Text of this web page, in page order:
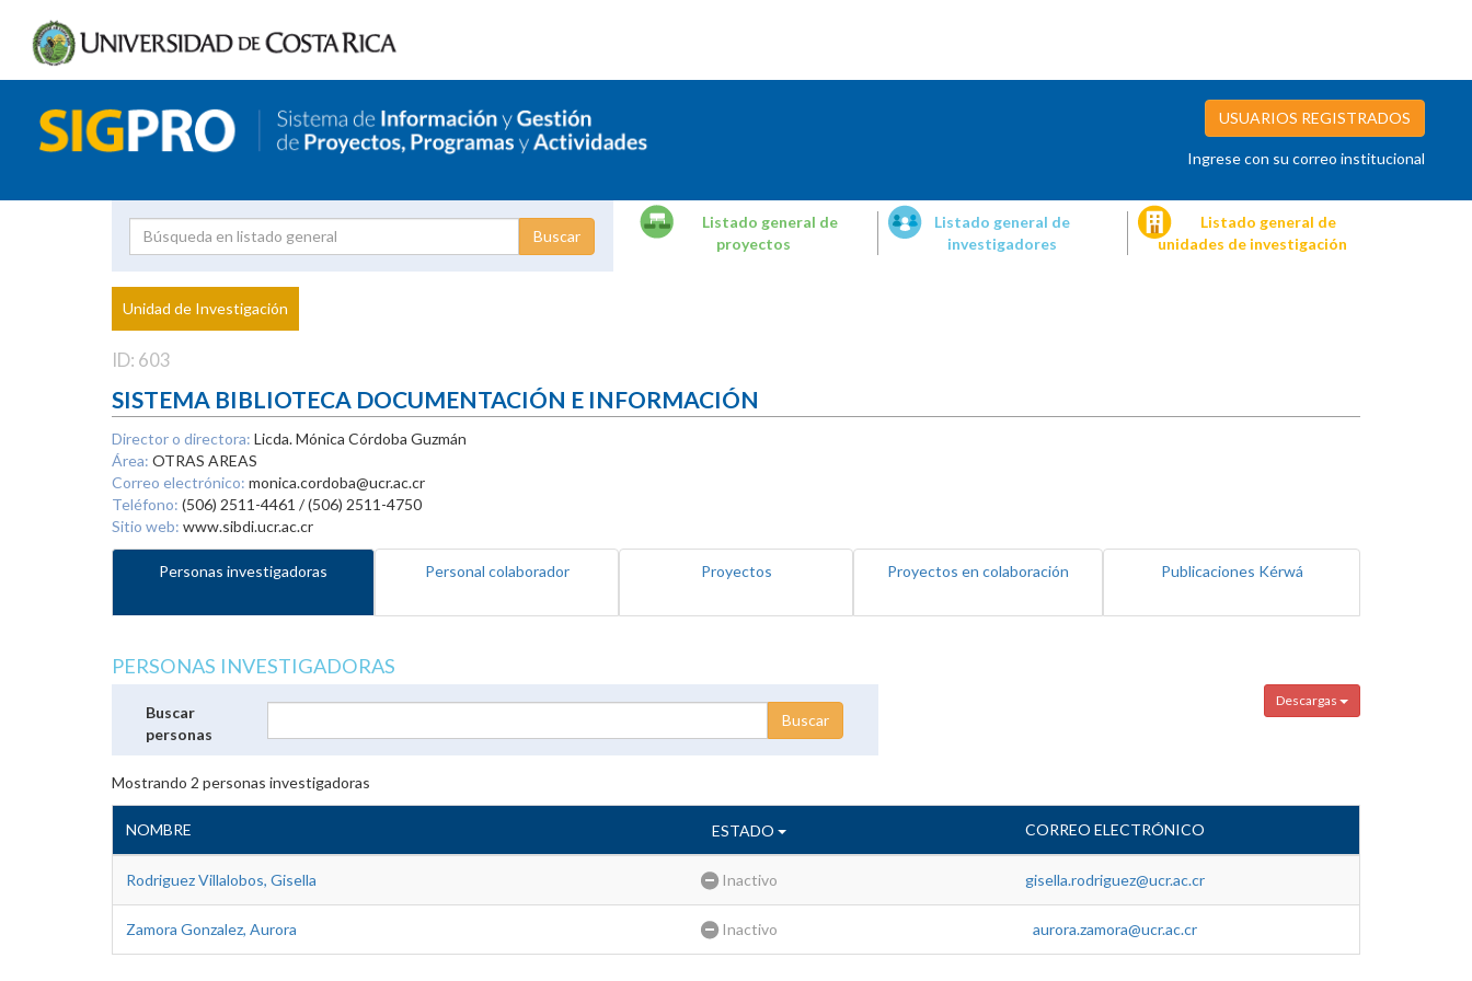
USUARIOS REGISTRADOS
Ingrese con su correo institucional
Proyecto
Investigador
Listado general de
proyectos
Listado general de
investigadores
Listado general de
unidades de investigación
Unidad de Investigación
ID: 603
SISTEMA BIBLIOTECA DOCUMENTACIÓN E INFORMACIÓN
Director o directora: Licda. Mónica Córdoba Guzmán
Área: OTRAS AREAS
Correo electrónico: monica.cordoba@ucr.ac.cr
Teléfono: (506) 2511-4461 / (506) 2511-4750
Sitio web: www.sibdi.ucr.ac.cr
Personas investigadoras Personal colaborador Proyectos Proyectos en colaboración Publicaciones Kérwá
PERSONAS INVESTIGADORAS
Descargas
Buscar
personas
Mostrando 2 personas investigadoras
NOMBRE ESTADO CORREO ELECTRÓNICO
Rodriguez Villalobos, Gisella Inactivo gisella.rodriguez@ucr.ac.cr
Zamora Gonzalez, Aurora Inactivo aurora.zamora@ucr.ac.cr